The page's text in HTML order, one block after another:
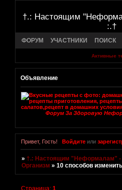
†.: Настоящим
:.†
ФОРУМ УЧАСТНИКИ ПОИСК
Активные
Объявление
Форум За Здоровую
Привет, Гость! Войдитеили
»†.: Настоящим "Неформалам" -
Организм »10 способов